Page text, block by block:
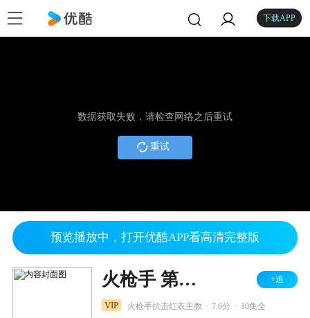
下载APP
数据获取失败，请检查网络之后重试
重试
预览播放中，打开优酷APP看高清完整版
火枪手 第二季 +追
VIP 火枪手抗击红衣主教 7.6分 10集全